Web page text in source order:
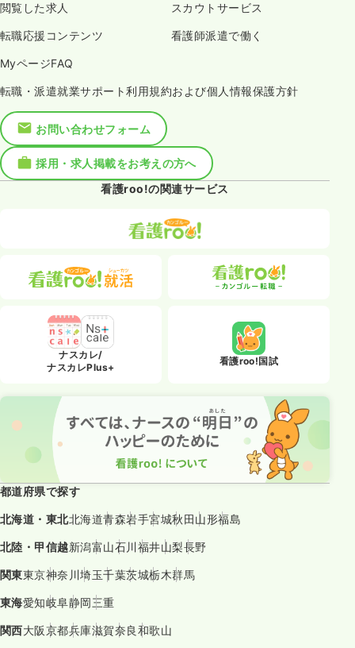
閲覧した求人 スカウトサービス
転職応援コンテンツ 看護師派遣で働く
MyページFAQ
転職・派遣就業サポート利用規約および個人情報保護方針
お問い合わせフォーム
採用・求人掲載をお考えの方へ
看護roo!の関連サービス
ナスカレ/
ナスカレPlus+
看護roo!国試
都道府県で探す
北海道・東北北海道青森岩手宮城秋田山形福島
北陸・甲信越新潟富山石川福井山梨長野
関東東京神奈川埼玉千葉茨城栃木群馬
東海愛知岐阜静岡三重
関西大阪京都兵庫滋賀奈良和歌山